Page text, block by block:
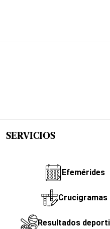
SERVICIOS
Efemérides
Crucigramas
Resultados